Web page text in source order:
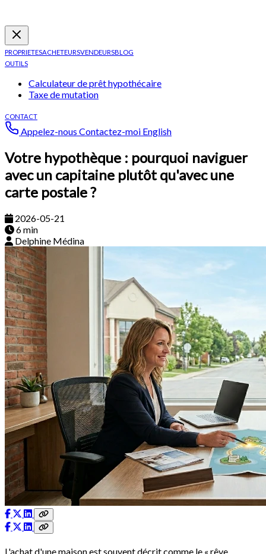
PROPRIETESACHETEURSVENDEURSBLOG
OUTILS
Calculateur de prêt hypothécaire
Taxe de mutation
CONTACT
Appelez-nous Contactez-moi English
Votre hypothèque : pourquoi naviguer
avec un capitaine plutôt qu'avec une
carte postale ?
2026-05-21
6 min
Delphine Médina
L'achat d'une maison est souvent décrit comme le « rêve